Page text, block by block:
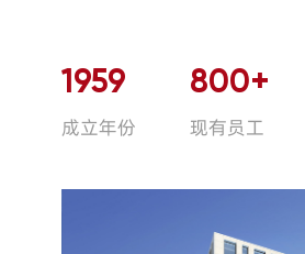
1959
成立年份
800+
现有员工